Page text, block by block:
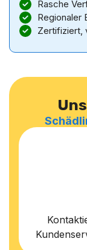
Rasche
Regionaler
Zertifiziert,